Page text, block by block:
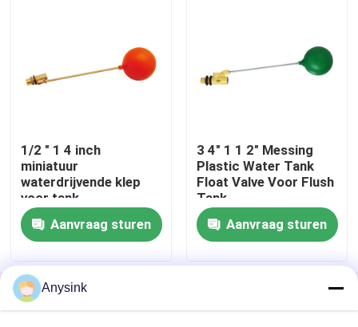
Thuis
Producten
1/2 " 1 4 inch
miniatuur
waterdrijvende klep
voor tank
Aanvraag sturen
3 4" 1 1 2" Messing
Plastic Water Tank
Float Valve Voor Flush
Tank
Aanvraag sturen
Thuis Ongeveer ons
Sitemap
Privacybeleid
Anysink